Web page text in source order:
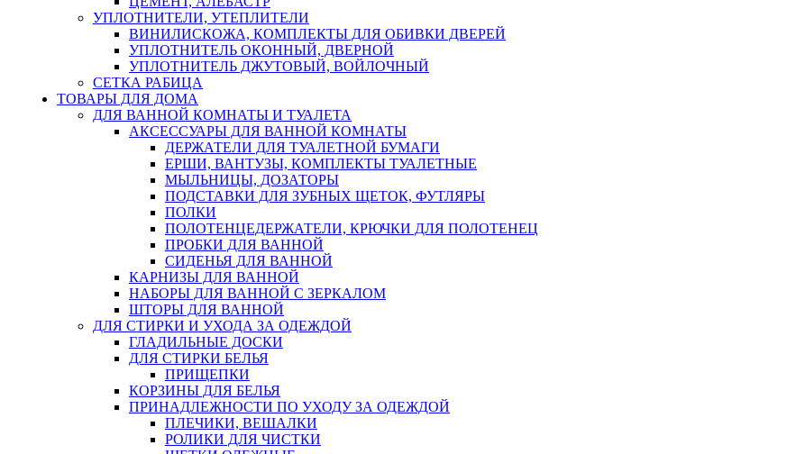
УПЛОТНИТЕЛИ, УТЕПЛИТЕЛИ
ВИНИЛИСКОЖА, КОМПЛЕКТЫ ДЛЯ ОБИВКИ ДВЕРЕЙ
УПЛОТНИТЕЛЬ ОКОННЫЙ, ДВЕРНОЙ
УПЛОТНИТЕЛЬ ДЖУТОВЫЙ, ВОЙЛОЧНЫЙ
СЕТКА РАБИЦА
ТОВАРЫ ДЛЯ ДОМА
ДЛЯ ВАННОЙ КОМНАТЫ И ТУАЛЕТА
АКСЕССУАРЫ ДЛЯ ВАННОЙ КОМНАТЫ
ДЕРЖАТЕЛИ ДЛЯ ТУАЛЕТНОЙ БУМАГИ
ЕРШИ, ВАНТУЗЫ, КОМПЛЕКТЫ ТУАЛЕТНЫЕ
МЫЛЬНИЦЫ, ДОЗАТОРЫ
ПОДСТАВКИ ДЛЯ ЗУБНЫХ ЩЕТОК, ФУТЛЯРЫ
ПОЛКИ
ПОЛОТЕНЦЕДЕРЖАТЕЛИ, КРЮЧКИ ДЛЯ ПОЛОТЕНЕЦ
ПРОБКИ ДЛЯ ВАННОЙ
СИДЕНЬЯ ДЛЯ ВАННОЙ
КАРНИЗЫ ДЛЯ ВАННОЙ
НАБОРЫ ДЛЯ ВАННОЙ С ЗЕРКАЛОМ
ШТОРЫ ДЛЯ ВАННОЙ
ДЛЯ СТИРКИ И УХОДА ЗА ОДЕЖДОЙ
ГЛАДИЛЬНЫЕ ДОСКИ
ДЛЯ СТИРКИ БЕЛЬЯ
ПРИЩЕПКИ
КОРЗИНЫ ДЛЯ БЕЛЬЯ
ПРИНАДЛЕЖНОСТИ ПО УХОДУ ЗА ОДЕЖДОЙ
ПЛЕЧИКИ, ВЕШАЛКИ
РОЛИКИ ДЛЯ ЧИСТКИ